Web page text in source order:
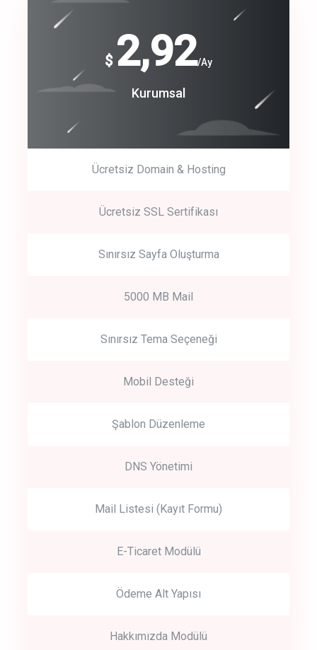
track energy costs
Get Started
Start by trying our service for 30 days free trial no credit card
$ 2,92/Ay
Kurumsal
Ücretsiz Domain & Hosting
Ücretsiz SSL Sertifikası
Sınırsız Sayfa Oluşturma
5000 MB Mail
Sınırsız Tema Seçeneği
Mobil Desteği
Şablon Düzenleme
DNS Yönetimi
Mail Listesi (Kayıt Formu)
E-Ticaret Modülü
Ödeme Alt Yapısı
Hakkımızda Modülü
$
240
Coroprate